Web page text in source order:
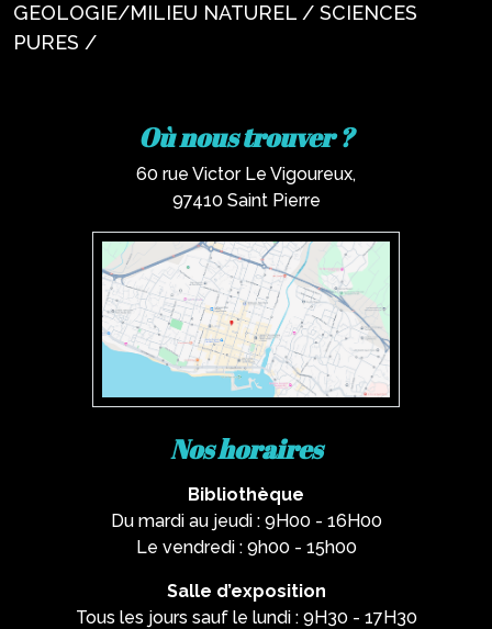
GEOLOGIE/MILIEU NATUREL / SCIENCES
PURES /
Où nous trouver ?
60 rue Victor Le Vigoureux,
97410 Saint Pierre
Nos horaires
Bibliothèque
Du mardi au jeudi : 9H00 - 16H00
Le vendredi : 9h00 - 15h00
Salle d’exposition
Tous les jours sauf le lundi : 9H30 - 17H30